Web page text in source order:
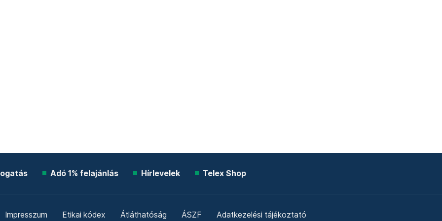
Adó 1% felajánlás Hírlevelek Telex Shop
Impresszum Etikai kódex Átláthatóság ÁSZF Adatkezelési tájékoztató